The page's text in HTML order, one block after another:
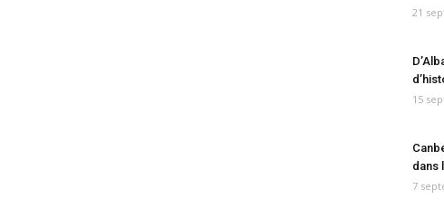
21
15
dans
7